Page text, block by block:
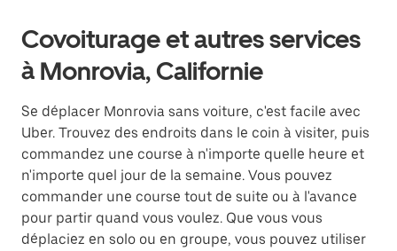
Covoiturage et autres services
à Monrovia, Californie
Se déplacer Monrovia sans voiture, c'est facile avec
Uber. Trouvez des endroits dans le coin à visiter, puis
commandez une course à n'importe quelle heure et
n'importe quel jour de la semaine. Vous pouvez
commander une course tout de suite ou à l'avance
pour partir quand vous voulez. Que vous vous
déplaciez en solo ou en groupe, vous pouvez utiliser